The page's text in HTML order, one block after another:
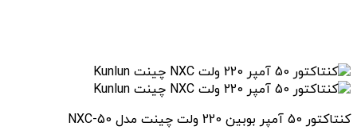
کنتاکتور 50 آمپر بوبین 220 ولت چینت مدل NXC-50